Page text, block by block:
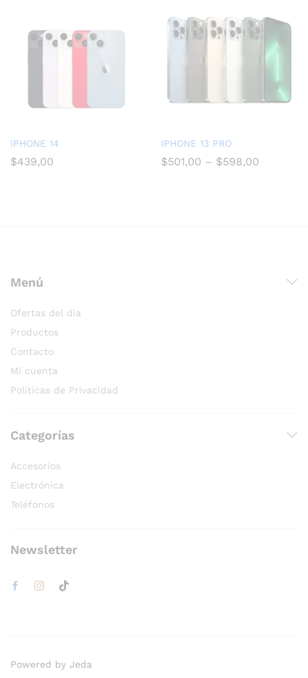
IPHONE 14
$439,00
IPHONE 13 PRO
$501,00 – $598,00
Menú
Ofertas del día
Productos
Contacto
Mi cuenta
Políticas de Privacidad
Categorías
Accesorios
Electrónica
Teléfonos
Newsletter
Powered by Jeda